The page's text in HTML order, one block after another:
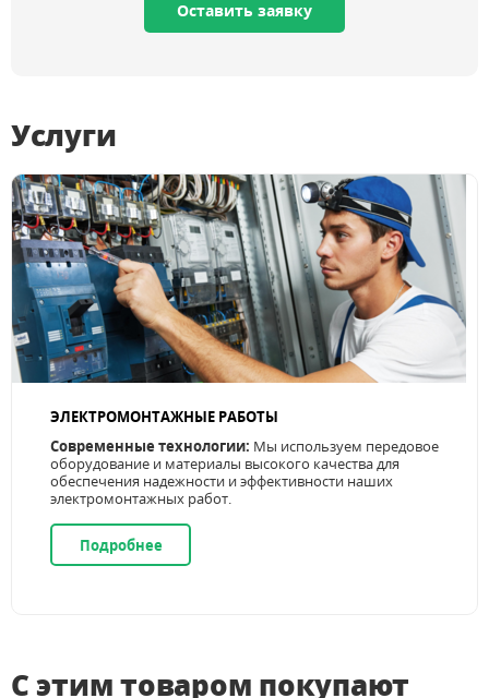
Оставить заявку
Услуги
ЭЛЕКТРОМОНТАЖНЫЕ РАБОТЫ
Современные технологии: Мы используем передовое
оборудование и материалы высокого качества для
обеспечения надежности и эффективности наших
электромонтажных работ.
Подробнее
С этим товаром покупают